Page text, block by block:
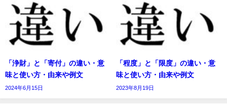
「浄財」と「寄付」の違い・意
味と使い方・由来や例文
2024年6月15日
「程度」と「限度」の違い・意
味と使い方・由来や例文
2023年8月19日